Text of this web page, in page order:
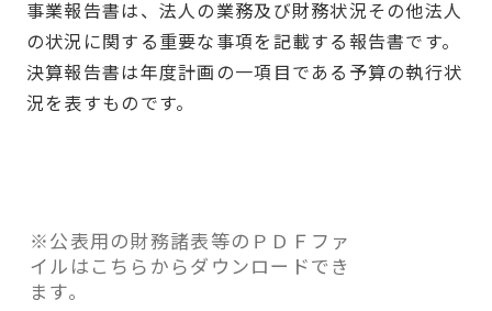
事業報告書は、法人の業務及び財務状況その他法人
の状況に関する重要な事項を記載する報告書です。
決算報告書は年度計画の一項目である予算の執行状
況を表すものです。
※公表用の財務諸表等のＰＤＦファ
イルはこちらからダウンロードでき
ます。